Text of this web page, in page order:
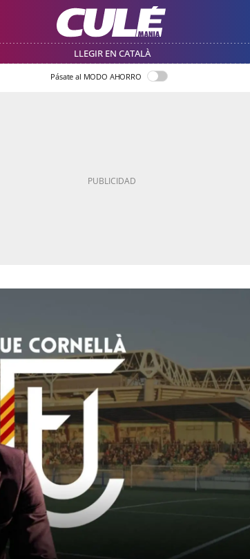
LLEGIR EN CATALÀ
Pásate al MODO AHORRO